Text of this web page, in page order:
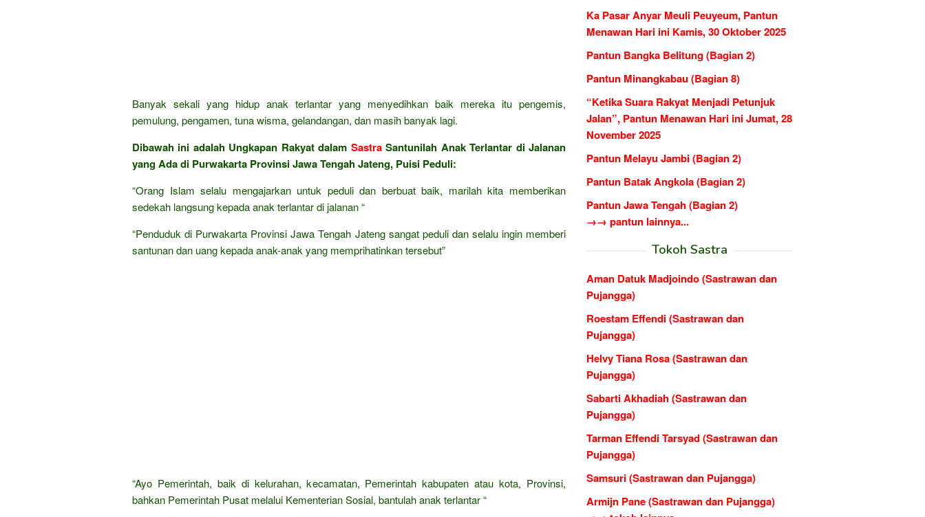
Banyak sekali yang hidup anak terlantar yang menyedihkan baik mereka itu pengemis,
pemulung, pengamen, tuna wisma, gelandangan, dan masih banyak lagi.
Dibawah ini adalah Ungkapan Rakyat dalam SastraSantunilah Anak Terlantar di Jalanan
yang Ada di Purwakarta Provinsi Jawa Tengah Jateng, Puisi Peduli:
“Orang Islam selalu mengajarkan untuk peduli dan berbuat baik, marilah kita memberikan
sedekah langsung kepada anak terlantar di jalanan “
“Penduduk di Purwakarta Provinsi Jawa Tengah Jateng sangat peduli dan selalu ingin memberi
santunan dan uang kepada anak-anak yang memprihatinkan tersebut”
“Ayo Pemerintah, baik di kelurahan, kecamatan, Pemerintah kabupaten atau kota, Provinsi,
bahkan Pemerintah Pusat melalui Kementerian Sosial, bantulah anak terlantar “
Ka Pasar Anyar Meuli Peuyeum, Pantun
Menawan Hari ini Kamis, 30 Oktober 2025
Pantun Bangka Belitung (Bagian 2)
Pantun Minangkabau (Bagian 8)
“Ketika Suara Rakyat Menjadi Petunjuk
Jalan”, Pantun Menawan Hari ini Jumat, 28
November 2025
Pantun Melayu Jambi (Bagian 2)
Pantun Batak Angkola (Bagian 2)
Pantun Jawa Tengah (Bagian 2)
→→ pantun lainnya...
Tokoh Sastra
Aman Datuk Madjoindo (Sastrawan dan
Pujangga)
Roestam Effendi (Sastrawan dan
Pujangga)
Helvy Tiana Rosa (Sastrawan dan
Pujangga)
Sabarti Akhadiah (Sastrawan dan
Pujangga)
Tarman Effendi Tarsyad (Sastrawan dan
Pujangga)
Samsuri (Sastrawan dan Pujangga)
Armijn Pane (Sastrawan dan Pujangga)